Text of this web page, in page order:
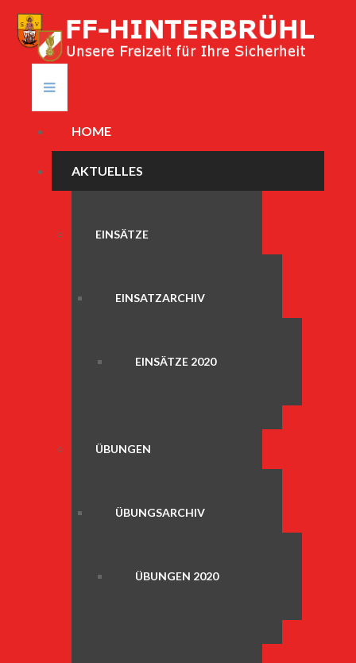
HOME
AKTUELLES
EINSÄTZE
EINSATZARCHIV
EINSÄTZE 2020
ÜBUNGEN
ÜBUNGSARCHIV
ÜBUNGEN 2020